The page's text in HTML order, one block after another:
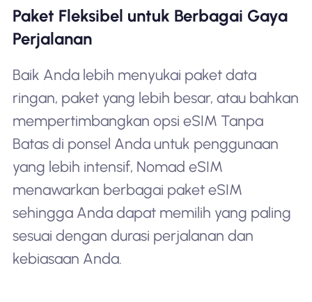
Paket Fleksibel untuk Berbagai Gaya
Perjalanan
Baik Anda lebih menyukai paket data
ringan, paket yang lebih besar, atau bahkan
mempertimbangkan opsi eSIM Tanpa
Batas di ponsel Anda untuk penggunaan
yang lebih intensif, Nomad eSIM
menawarkan berbagai paket eSIM
sehingga Anda dapat memilih yang paling
sesuai dengan durasi perjalanan dan
kebiasaan Anda.